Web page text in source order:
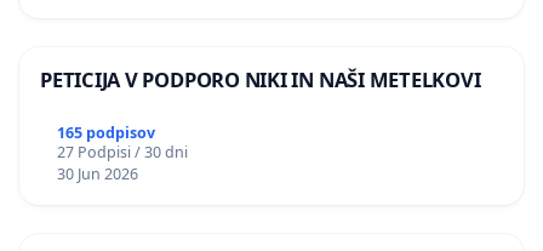
PETICIJA V PODPORO NIKI IN NAŠI METELKOVI
165 podpisov
27 Podpisi / 30 dni
30 Jun 2026